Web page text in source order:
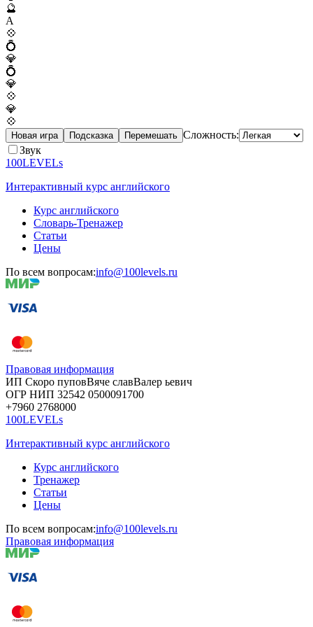
🔮
A
💠
💍
💎
💍
💎
💠
💎
💠
Новая игра Подсказка Перемешать Сложность:
Звук
100LEVELs
Интерактивный курс английского
Курс английского
Словарь-Тренажер
Статьи
Цены
По всем вопросам:info@100levels.ru
Правовая информация
ИП Скоро пуповВяче славВалер ьевич
ОГР НИП 32542 0500091700
+7960 2768000
100LEVELs
Интерактивный курс английского
Курс английского
Тренажер
Статьи
Цены
По всем вопросам:info@100levels.ru
Правовая информация